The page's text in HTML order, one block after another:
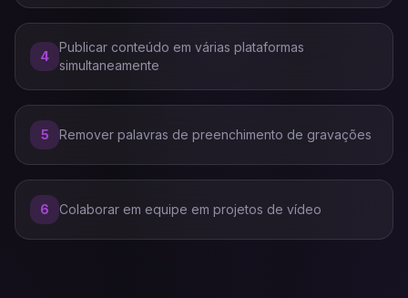
4
Publicar conteúdo em várias plataformas
simultaneamente
5 Remover palavras de preenchimento de gravações
6 Colaborar em equipe em projetos de vídeo